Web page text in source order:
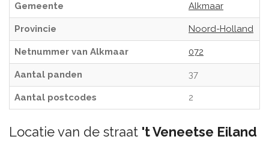
Gemeente Alkmaar
Provincie Noord-Holland
Netnummer van Alkmaar 072
Aantal panden 37
Aantal postcodes 2
Locatie van de straat 't Veneetse Eiland